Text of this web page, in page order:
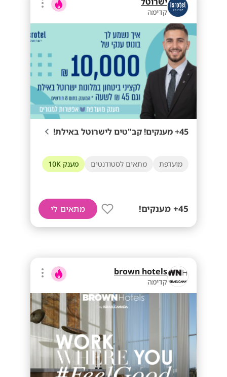
קדימה
45+ מענקים! קב"טים לישרוטל באילת!
מועדפת מתאים לסטודנטים מענק 10K
45+ מענקים! מתאים לי
brown hotels
קדימה